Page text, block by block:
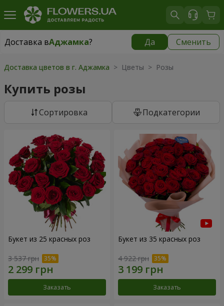
Доставка вАджамка? Да Сменить
Доставка вАджамка|
Доставка цветов в г. Аджамка > Цветы > Розы
Купить розы
Cортировка Подкатегории
Букет из 25 красных роз
3 537 грн
Заказать
Букет из 35 красных роз
4 922 грн
Заказать